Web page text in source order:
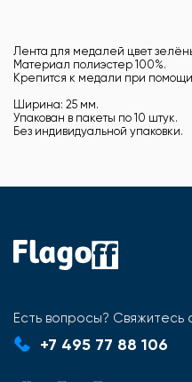
Лента для медалей цвет
Материал полиэстер 100%.
Крепится к медали при
Ширина: 25 мм.
Упакован в пакеты по 10 штук.
Без индивидуальной упаковки.
Есть вопросы? Свяжитесь
+7 495 77 88 106